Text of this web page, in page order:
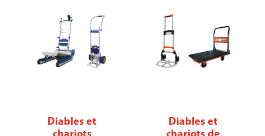
Diables et
Diables et